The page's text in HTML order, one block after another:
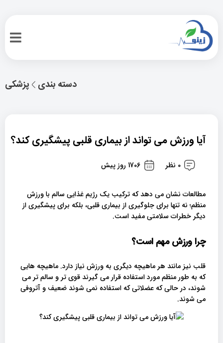
پزشکی دسته بندی
آیا ورزش می تواند از بیماری قلبی پیشگیری کند؟
0 نظر 1706 روز پیش
مطالعات نشان می دهد که ترکیب یک رژیم غذایی سالم با ورزش
منظم؛ نه تنها برای جلوگیری از بیماری قلبی، بلکه برای پیشگیری از
دیگر خطرات سلامتی مفید است.
چرا ورزش مهم است؟
قلب نیز مانند هر ماهیچه دیگری به ورزش نیاز دارد. ماهیچه هایی
که به طور منظم مورد استفاده قرار می گیرند قوی تر و سالم تر می
شوند، در حالی که عضلاتی که استفاده نمی شوند ضعیف و آتروفی
می شوند.